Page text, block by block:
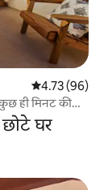
औसत रेटिंग 5 में
4.73 (96)
ही मिनट की
घर